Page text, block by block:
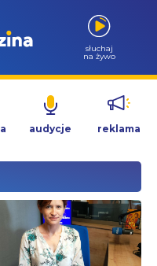
słuchaj
na żywo
audycje reklama